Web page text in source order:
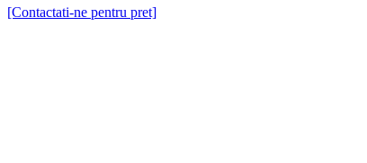
[Contactati-ne pentru pret]